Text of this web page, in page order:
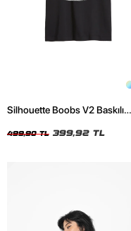
Silhouette Boobs V2 Baskılı
499,90 TL 399,92 TL